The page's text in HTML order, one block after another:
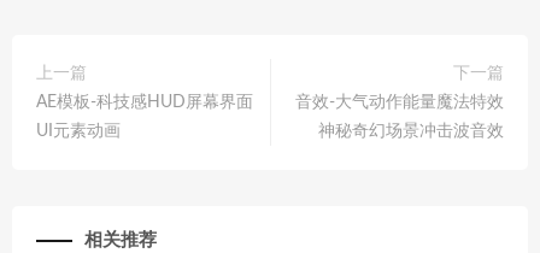
上一篇
AE模板-科技感HUD屏幕界面
UI元素动画
下一篇
音效-大气动作能量魔法特效
神秘奇幻场景冲击波音效
相关推荐